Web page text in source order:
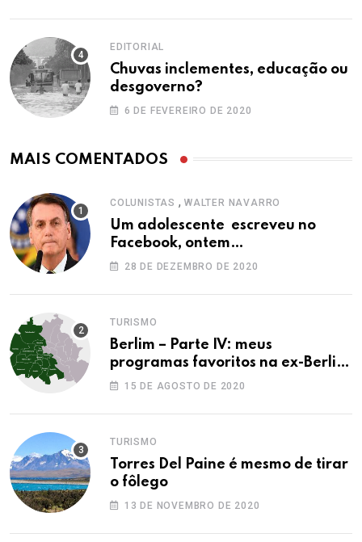
EDITORIAL
Chuvas inclementes, educação ou
desgoverno?
6 DE FEVEREIRO DE 2020
MAIS COMENTADOS
COLUNISTAS , WALTER NAVARRO
Um adolescente escreveu no
Facebook, ontem…
28 DE DEZEMBRO DE 2020
TURISMO
Berlim – Parte IV: meus
programas favoritos na ex-Berlim
Ocidental
15 DE AGOSTO DE 2020
TURISMO
Torres Del Paine é mesmo de tirar
o fôlego
13 DE NOVEMBRO DE 2020